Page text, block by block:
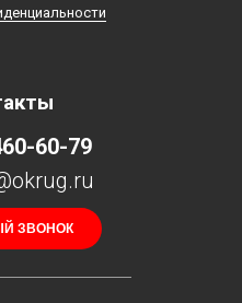
60-79
ЗВОНОК